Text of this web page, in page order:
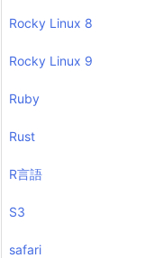
Rocky Linux 8
Rocky Linux 9
Ruby
Rust
R言語
S3
safari